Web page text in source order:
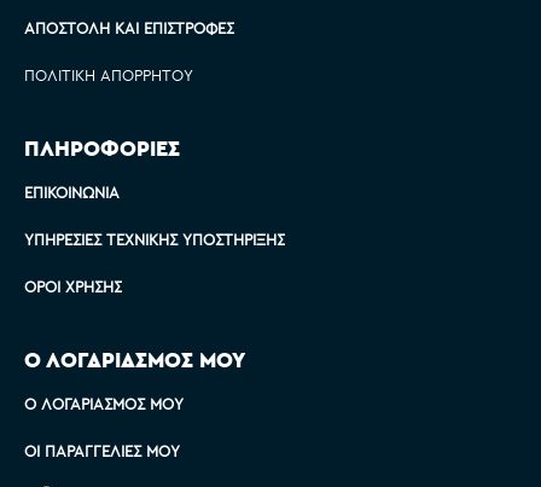
ΑΠΟΣΤΟΛΉ ΚΑΙ ΕΠΙΣΤΡΟΦΈΣ
ΠΟΛΙΤΙΚΉ ΑΠΟΡΡΉΤΟΥ
ΠΛΗΡΟΦΟΡΙΕΣ
ΕΠΙΚΟΙΝΩΝΊΑ
ΥΠΗΡΕΣΊΕΣ ΤΕΧΝΙΚΉΣ ΥΠΟΣΤΉΡΙΞΗΣ
ΌΡΟΙ ΧΡΉΣΗΣ
Ο ΛΟΓΑΡΙΑΣΜΟΣ ΜΟΥ
Ο ΛΟΓΑΡΙΑΣΜΌΣ ΜΟΥ
ΟΙ ΠΑΡΑΓΓΕΛΊΕΣ ΜΟΥ